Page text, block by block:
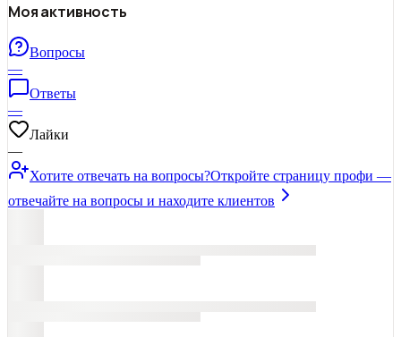
Моя активность
Вопросы
—
Ответы
—
Лайки
—
Хотите отвечать на вопросы?Откройте страницу профи —
отвечайте на вопросы и находите клиентов